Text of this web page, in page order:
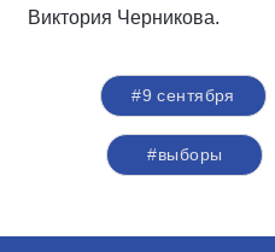
Виктория Черникова.
#9 сентября
#выборы